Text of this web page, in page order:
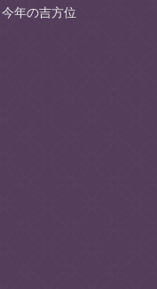
今年の吉方位